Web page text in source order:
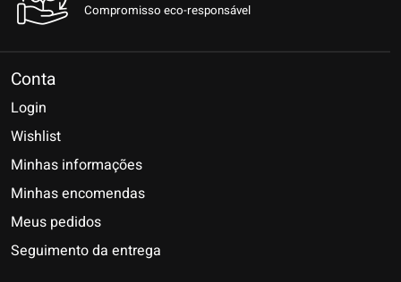
Compromisso eco-responsável
Conta
Login
Wishlist
Minhas informações
Minhas encomendas
Meus pedidos
Seguimento da entrega